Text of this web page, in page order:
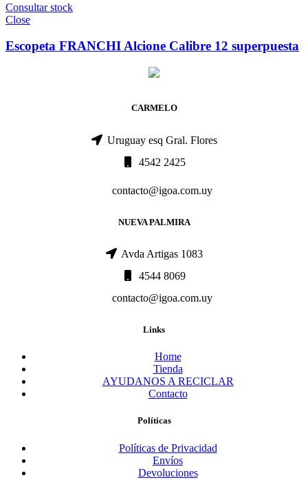
Consultar stock
Close
Escopeta FRANCHI Alcione Calibre 12 superpuesta
CARMELO
Uruguay esq Gral. Flores
4542 2425
contacto@igoa.com.uy
NUEVA PALMIRA
Avda Artigas 1083
4544 8069
contacto@igoa.com.uy
Links
Home
Tienda
AYUDANOS A RECICLAR
Contacto
Políticas
Políticas de Privacidad
Envíos
Devoluciones